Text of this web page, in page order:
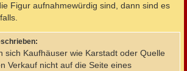
Figur aufnahmewürdig sind, dann sind es
sich Kaufhäuser wie Karstadt oder Quelle
Verkauf nicht auf die Seite eines